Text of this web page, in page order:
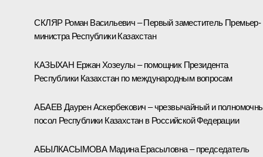
СКЛЯР Роман Васильевич – Первый заместитель Премьер-
министра Республики Казахстан
КАЗЫХАН Ержан Хозеулы – помощник Президента
Республики Казахстан по международным вопросам
АБАЕВ Даурен Аскербекович – чрезвычайный и
посол Республики Казахстан в Российской Федерации
АБЫЛКАСЫМОВА Мадина Ерасыловна – председатель